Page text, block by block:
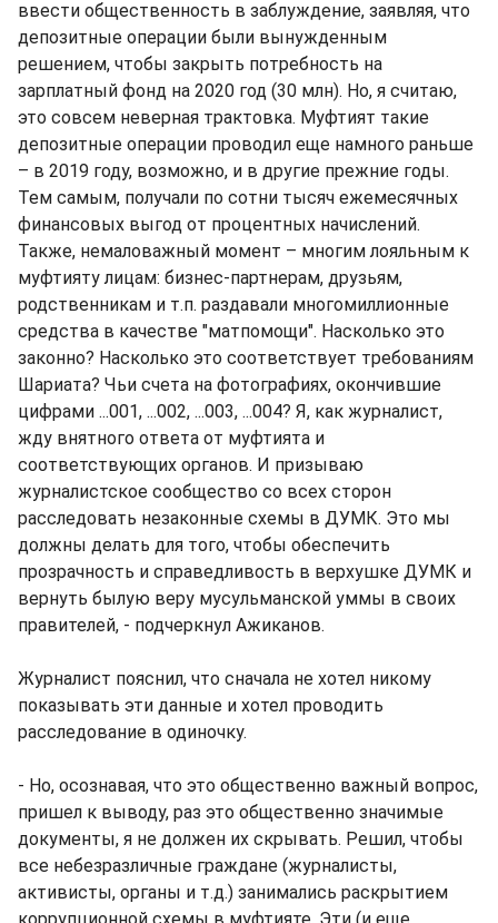
ввести общественность в заблуждение, заявляя, что
депозитные операции были вынужденным
решением, чтобы закрыть потребность на
зарплатный фонд на 2020 год (30 млн). Но, я считаю,
это совсем неверная трактовка. Муфтият такие
депозитные операции проводил еще намного раньше
– в 2019 году, возможно, и в другие прежние годы.
Тем самым, получали по сотни тысяч ежемесячных
финансовых выгод от процентных начислений.
Также, немаловажный момент – многим лояльным к
муфтияту лицам: бизнес-партнерам, друзьям,
родственникам и т.п. раздавали многомиллионные
средства в качестве "матпомощи". Насколько это
законно? Насколько это соответствует требованиям
Шариата? Чьи счета на фотографиях, окончившие
цифрами ...001, ...002, ...003, ...004? Я, как журналист,
жду внятного ответа от муфтията и
соответствующих органов. И призываю
журналистское сообщество со всех сторон
расследовать незаконные схемы в ДУМК. Это мы
должны делать для того, чтобы обеспечить
прозрачность и справедливость в верхушке ДУМК и
вернуть былую веру мусульманской уммы в своих
правителей, - подчеркнул Ажиканов.
Журналист пояснил, что сначала не хотел никому
показывать эти данные и хотел проводить
расследование в одиночку.
- Но, осознавая, что это общественно важный вопрос,
пришел к выводу, раз это общественно значимые
документы, я не должен их скрывать. Решил, чтобы
все небезразличные граждане (журналисты,
активисты, органы и т.д.) занимались раскрытием